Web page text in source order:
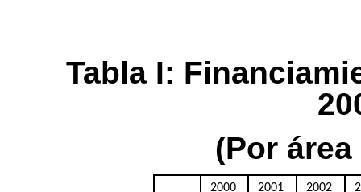
Tabla I:
(Por
2000 2001 2002